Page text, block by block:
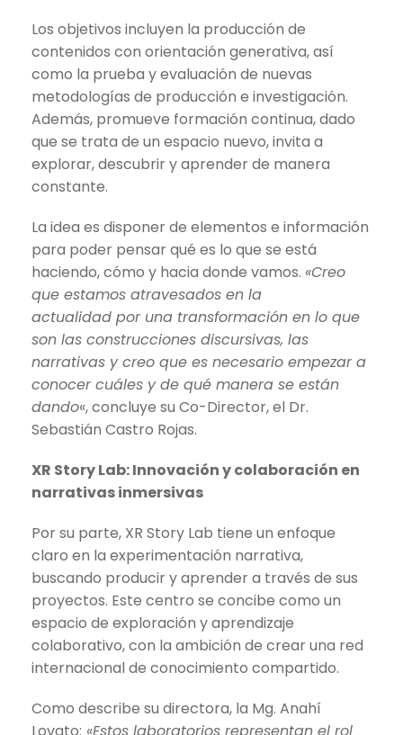
Los objetivos incluyen la producción de
contenidos con orientación generativa, así
como la prueba y evaluación de nuevas
metodologías de producción e investigación.
Además, promueve formación continua, dado
que se trata de un espacio nuevo, invita a
explorar, descubrir y aprender de manera
constante.
La idea es disponer de elementos e información
para poder pensar qué es lo que se está
haciendo, cómo y hacia donde vamos. «Creo
que estamos atravesados en la
actualidad por una transformación en lo que
son las construcciones discursivas, las
narrativas y creo que es necesario empezar a
conocer cuáles y de qué manera se están
dando«, concluye su Co-Director, el Dr.
Sebastián Castro Rojas.
XR Story Lab: Innovación y colaboración en
narrativas inmersivas
Por su parte, XR Story Lab tiene un enfoque
claro en la experimentación narrativa,
buscando producir y aprender a través de sus
proyectos. Este centro se concibe como un
espacio de exploración y aprendizaje
colaborativo, con la ambición de crear una red
internacional de conocimiento compartido.
Como describe su directora, la Mg. Anahí